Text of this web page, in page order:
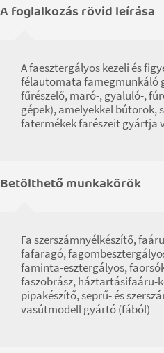
A foglalkozás rövid leírása
A faesztergályos kezeli és
félautomata famegmunkáló
fűrészelő, maró-, gyaluló-,
gépek), amelyekkel bútorok,
fatermékek farészeit gyártja
Betölthető munkakörök
Fa szerszámnyélkészítő,
fafaragó,
faminta-esztergályos,
faszobrász, háztartásifaáru-
pipakészítő, seprű- és
vasútmodell gyártó (fából)